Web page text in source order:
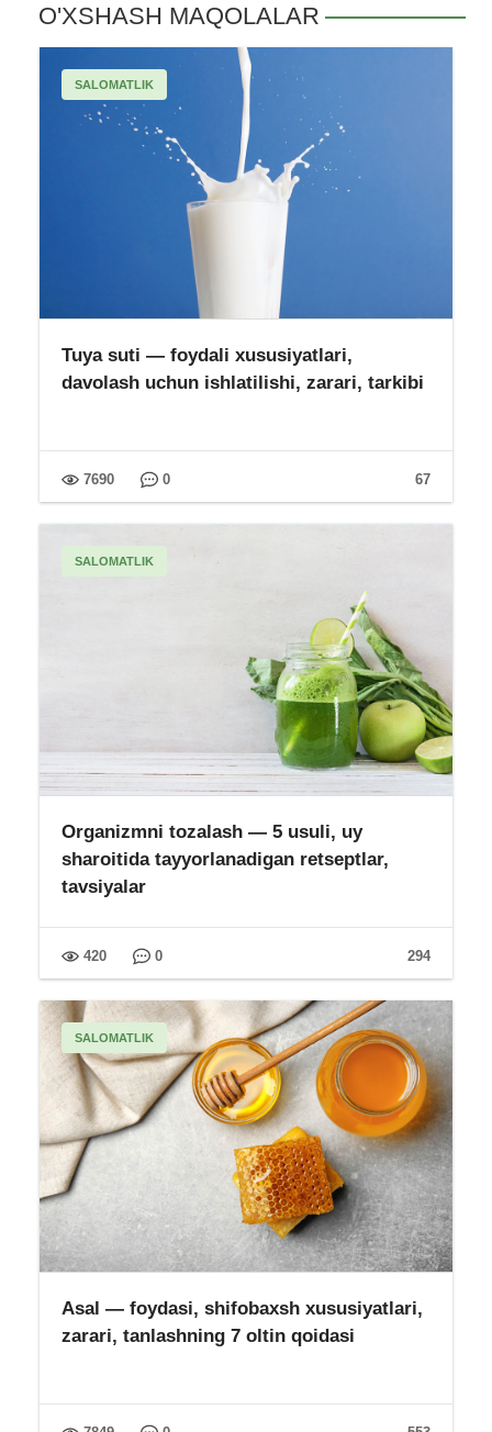
O'XSHASH MAQOLALAR
SALOMATLIK
Tuya suti — foydali xususiyatlari,
davolash uchun ishlatilishi, zarari, tarkibi
67
7690 0
SALOMATLIK
Organizmni tozalash — 5 usuli, uy
sharoitida tayyorlanadigan retseptlar,
tavsiyalar
294
420 0
SALOMATLIK
Asal — foydasi, shifobaxsh xususiyatlari,
zarari, tanlashning 7 oltin qoidasi